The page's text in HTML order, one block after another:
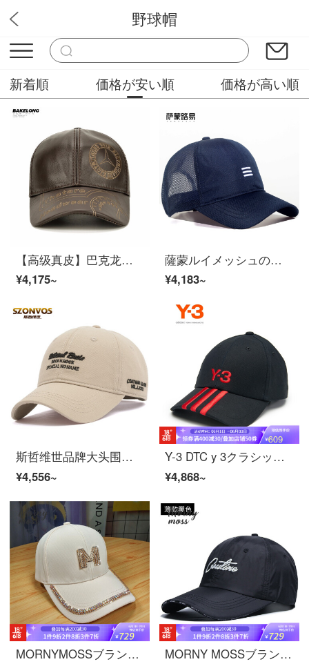
帽子屋
野球帽
新着順 価格が安い順 価格が高い順
【高级真皮】巴克龙高级轻奢潮牌男欧洲站中老年爸爸野球帽男秋冬季韩版潮流时尚复古百搭舒适软软印纸鸭舌帽カレー色可调节
¥4,175~
薩蒙ルイメッシュの大きいサイズはレジャー鴨舌帽男を増大します。2021年春の新型ビッグサイズの通気性サンバイザーキャップの紺色の標準コード（55-60 cm）
¥4,183~
斯哲维世品牌大头围棒球帽男大码2022年夏季新款欧美风潮流百搭软顶鸭舌帽女户外出游休闲防晒帽子男士 卡其色 特大码（59-65cm）
¥4,556~
Y-3 DTC y 3クラシックサーキュラーキャップカップル用サンバイザー31 GJ 8284黒NS
¥4,868~
MORNYMOSSブランド野球帽子女性2021新型アヒルの舌の帽子の潮が顔を現します。小春夏の日よけの日よけ帽子の水潜Mネットの赤いタイプです。乳白色の54-59は大きさを調節できます。
MORNY MOSSブランドのサンバイザー帽子男性薄手タイプ屋外防水速乾野球帽8 cm帽子の太阳帽子の薄手タイプの黒の2つのサイズは全部調節できます。